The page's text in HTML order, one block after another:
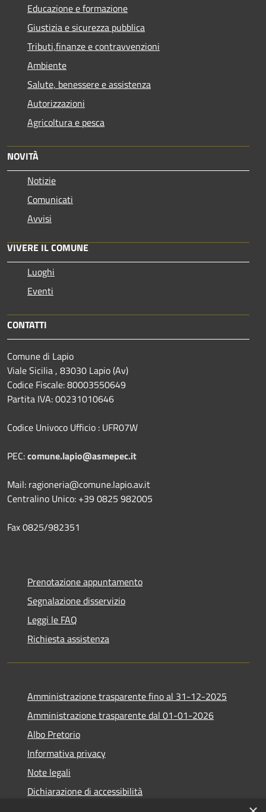
Educazione e formazione
Giustizia e sicurezza pubblica
Tributi,finanze e contravvenzioni
Ambiente
Salute, benessere e assistenza
Autorizzazioni
Agricoltura e pesca
NOVITÀ
Notizie
Comunicati
Avvisi
VIVERE IL COMUNE
Luoghi
Eventi
CONTATTI
Comune di Lapio
Viale Sicilia , 83030 Lapio (Av)
Codice Fiscale: 80003550649
Partita IVA: 00231010646
Codice Univoco Ufficio : UFR07W
PEC:comune.lapio@asmepec.it
Mail: ragioneria@comune.lapio.av.it
Centralino Unico: +39 0825 982005
Fax 0825/982351
Prenotazione appuntamento
Segnalazione disservizio
Leggi le FAQ
Richiesta assistenza
Amministrazione trasparente fino al 31-12-2025
Amministrazione trasparente dal 01-01-2026
Albo Pretorio
Informativa privacy
Note legali
Dichiarazione di accessibilità